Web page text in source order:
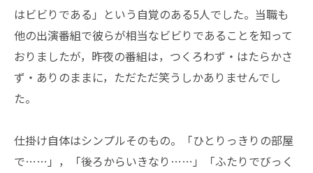
はビビりである」という自覚のある5人でした。当職も
他の出演番組で彼らが相当なビビりであることを知って
おりましたが，昨夜の番組は，つくろわず・はたらかさ
ず・ありのままに，ただただ笑うしかありませんでし
た。
仕掛け自体はシンプルそのもの。「ひとりっきりの部屋
で……」，「後ろからいきなり……」「ふたりでびっく